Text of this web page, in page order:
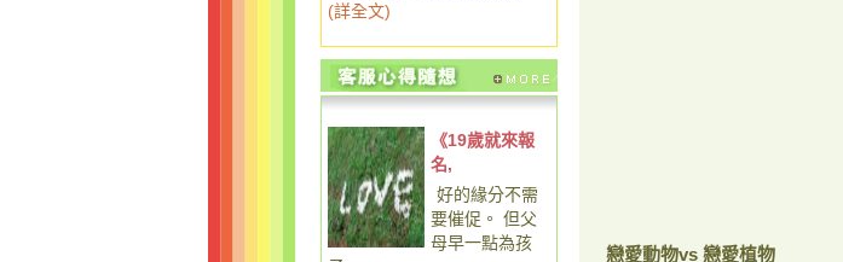
(詳全文)
《19歲就來報
名,
好的緣分不需
要催促。 但父
母早一點為孩
戀愛動物vs 戀愛植物